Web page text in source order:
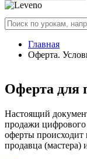
Главная
Оферта.
Оферта для
Настоящий
продажи
оферты происходит
продавца (мастера)